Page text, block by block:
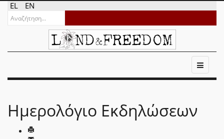
EL EN
Ημερολόγιο Εκδηλώσεων